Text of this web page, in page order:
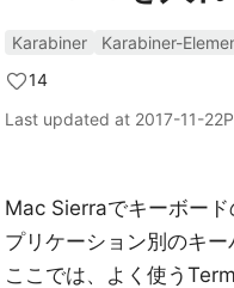
Karabiner
Karabiner-
14
Last updated at 2017-11-22
Mac Sierraでキーボー
プリケーション別のキー
ここでは、よく使う